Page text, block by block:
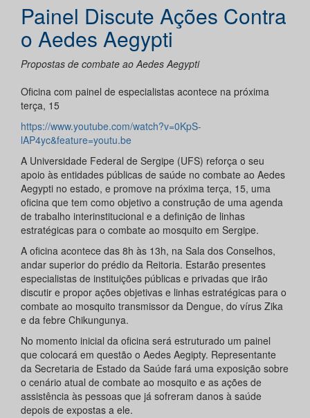
Painel Discute Ações Contra
o Aedes Aegypti
Propostas de combate ao Aedes Aegypti
Oficina com painel de especialistas acontece na próxima
terça, 15
https://www.youtube.com/watch?v=0KpS-
lAP4yc&feature=youtu.be
A Universidade Federal de Sergipe (UFS) reforça o seu
apoio às entidades públicas de saúde no combate ao Aedes
Aegypti no estado, e promove na próxima terça, 15, uma
oficina que tem como objetivo a construção de uma agenda
de trabalho interinstitucional e a definição de linhas
estratégicas para o combate ao mosquito em Sergipe.
A oficina acontece das 8h às 13h, na Sala dos Conselhos,
andar superior do prédio da Reitoria. Estarão presentes
especialistas de instituições públicas e privadas que irão
discutir e propor ações objetivas e linhas estratégicas para o
combate ao mosquito transmissor da Dengue, do vírus Zika
e da febre Chikungunya.
No momento inicial da oficina será estruturado um painel
que colocará em questão o Aedes Aegipty. Representante
da Secretaria de Estado da Saúde fará uma exposição sobre
o cenário atual de combate ao mosquito e as ações de
assistência às pessoas que já sofreram danos à saúde
depois de expostas a ele.